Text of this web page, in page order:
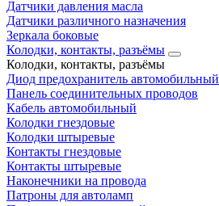
Датчики давления масла
Датчики различного назначения
Зеркала боковые
Колодки, контакты, разъёмы
Колодки, контакты, разъёмы
Диод предохранитель автомобильный
Панель соединительных проводов
Кабель автомобильный
Колодки гнездовые
Колодки штыревые
Контакты гнездовые
Контакты штыревые
Наконечники на провода
Патроны для автоламп